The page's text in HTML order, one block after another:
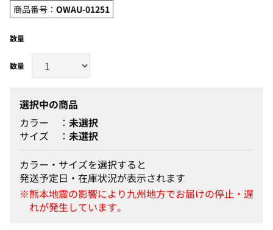
商品番号： OWAU-01251
数量
選択中の商品
カラー
未選択
サイズ
未選択
カラー・サイズを選択すると
発送予定日・在庫状況が表示されます